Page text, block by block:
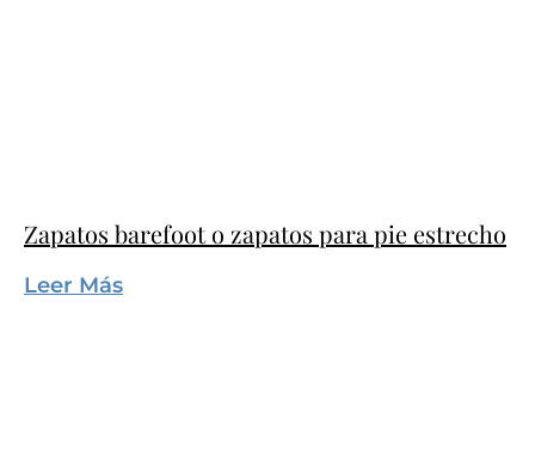
Zapatos barefoot o zapatos para pie estrecho
Leer Más